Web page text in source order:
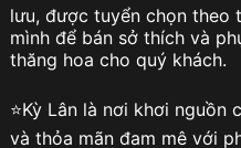
0008
lượng
lưu, được tuyển chọn theo
mình để bán sở thích và
thăng hoa cho quý khách.
⭐️Kỳ Lân là nơi khơi nguồn
và thỏa mãn đam mê với